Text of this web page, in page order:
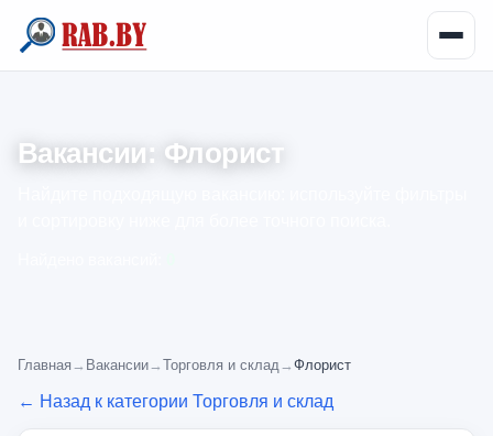
Вакансии: Флорист
Главная → Вакансии→ Торговля и склад→ Флорист
← Назад к категории Торговля и склад